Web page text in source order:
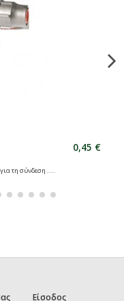
0,45 €
τη σύνδεση ....
Είσοδος